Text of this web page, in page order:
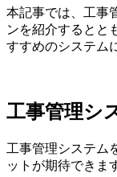
本記事では、工事
ンを紹介するとと
すすめのシステム
工事管理シ
工事管理システム
ットが期待できま